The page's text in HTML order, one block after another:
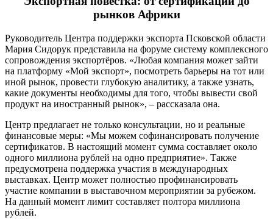
рынков Африки
Руководитель Центра поддержки экспорта Псковской области
Мария Сидорук представила на форуме систему комплексного
сопровождения экспортёров. «Любая компания может зайти
на платформу «Мой экспорт», посмотреть барьеры на тот или
иной рынок, провести глубокую аналитику, а также узнать,
какие документы необходимы для того, чтобы вывести свой
продукт на иностранный рынок», – рассказала она.
Центр предлагает не только консультации, но и реальные
финансовые меры: «Мы можем софинансировать получение
сертификатов. В настоящий момент сумма составляет около
одного миллиона рублей на одно предприятие». Также
предусмотрена поддержка участия в международных
выставках. Центр может полностью профинансировать
участие компании в выставочном мероприятии за рубежом.
На данный момент лимит составляет полтора миллиона
рублей.